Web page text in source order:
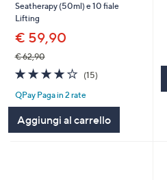
Seatherapy (50ml) e 10 fiale
Lifting
€ 59,90
€ 62,90
4.1
of
5
Stars
(15)15
QPay Paga in 2 rate
Aggiungi al carrello